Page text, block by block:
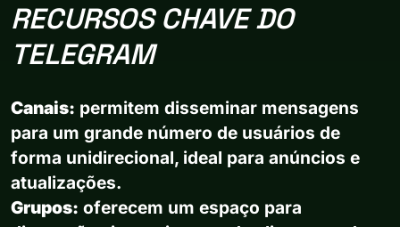
RECURSOS CHAVE DO
TELEGRAM
Canais: permitem disseminar mensagens
para um grande número de usuários de
forma unidirecional, ideal para anúncios e
atualizações.
Grupos: oferecem um espaço para